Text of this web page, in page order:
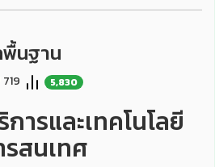
นฐาน
719 5,830
ารและเทคโนโลยี
รสนเทศ